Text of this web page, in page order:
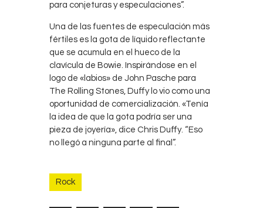
para conjeturas y especulaciones”.
Una de las fuentes de especulación más
fértiles es la gota de líquido reflectante
que se acumula en el hueco de la
clavícula de Bowie. Inspirándose en el
logo de «labios» de John Pasche para
The Rolling Stones, Duffy lo vio como una
oportunidad de comercialización. «Tenía
la idea de que la gota podría ser una
pieza de joyería», dice Chris Duffy. “Eso
no llegó a ninguna parte al final”.
Rock